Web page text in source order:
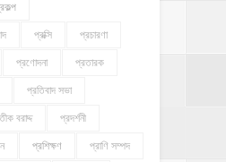
প্রক্সি প্রচারণা
প্রণোদনা প্রতারক
প্রতিবাদ সভা
বরাদ্দ প্রদর্শনী
প্রশিক্ষণ প্রাণি সম্পদ